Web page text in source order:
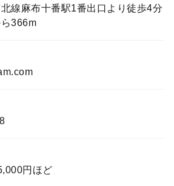
線麻布十番駅1番出口より徒歩4分
366m
円ほど